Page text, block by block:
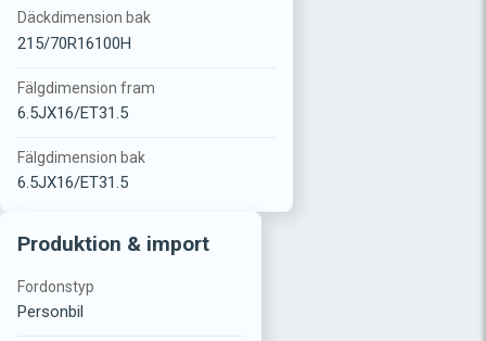
Däckdimension bak
215/70R16100H
Fälgdimension fram
6.5JX16/ET31.5
Fälgdimension bak
6.5JX16/ET31.5
Produktion & import
Fordonstyp
Personbil